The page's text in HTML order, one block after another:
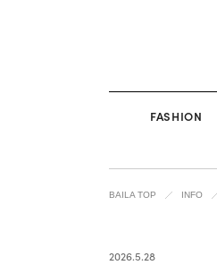
FASHION
BAILA TOP INFO
2026.5.28